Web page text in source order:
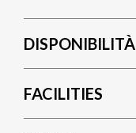
DISPONIBILITÀ
FACILITIES